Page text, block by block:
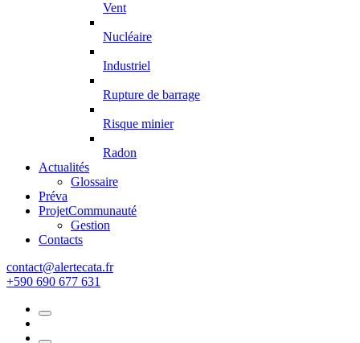
Vent
Nucléaire
Industriel
Rupture de barrage
Risque minier
Radon
Actualités
Glossaire
Préva
ProjetCommunauté
Gestion
Contacts
rf.atacetrela@tcatnoc
+590 690 677 631